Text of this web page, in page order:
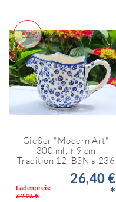
-62%
Gießer "Modern Art"
,300 ml, ↑ 9 cm,
Tradition 12, BSN s-236
Ladenpreis:
69,26 €
26,40 €
*